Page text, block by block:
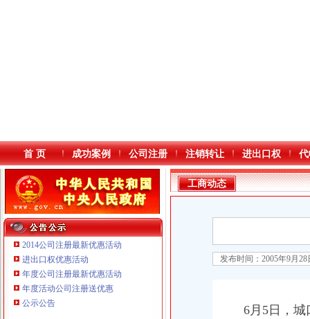
本站导航
首 页 成功案例 公司注册 注销转让 进出口权
2014公司注册最新优惠活动
进出口权优惠活动
年度公司注册最新优惠活动
年度活动公司注册送优惠
公示公告
工商动态
发布时间：2005年9月
6月5日，城